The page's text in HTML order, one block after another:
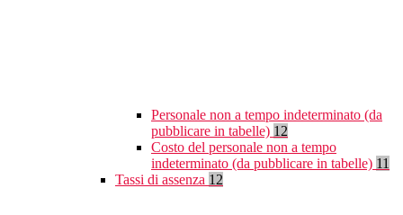
Personale non a tempo indeterminato (da
pubblicare in tabelle) 12
Costo del personale non a tempo
indeterminato (da pubblicare in tabelle) 11
Tassi di assenza 12